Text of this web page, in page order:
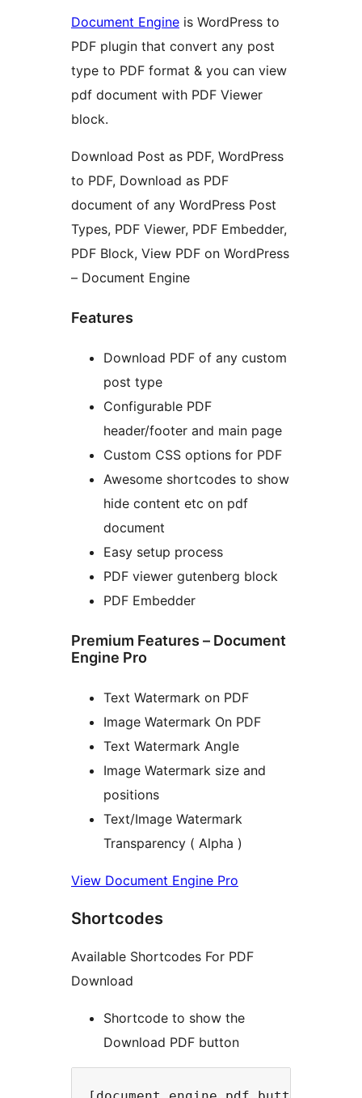
Document Engine is WordPress to
PDF plugin that convert any post
type to PDF format & you can view
pdf document with PDF Viewer
block.
Download Post as PDF, WordPress
to PDF, Download as PDF
document of any WordPress Post
Types, PDF Viewer, PDF Embedder,
PDF Block, View PDF on WordPress
– Document Engine
Features
Download PDF of any custom
post type
Configurable PDF
header/footer and main page
Custom CSS options for PDF
Awesome shortcodes to show
hide content etc on pdf
document
Easy setup process
PDF viewer gutenberg block
PDF Embedder
Premium Features – Document
Engine Pro
Text Watermark on PDF
Image Watermark On PDF
Text Watermark Angle
Image Watermark size and
positions
Text/Image Watermark
Transparency ( Alpha )
View Document Engine Pro
Shortcodes
Available Shortcodes For PDF
Download
Shortcode to show the
Download PDF button